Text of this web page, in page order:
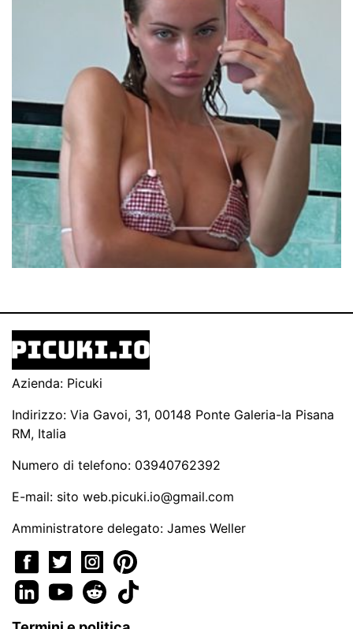
Azienda: Picuki
Indirizzo: Via Gavoi, 31, 00148 Ponte Galeria-la Pisana
RM, Italia
Numero di telefono: 03940762392
E-mail: sito web.picuki.io@gmail.com
Amministratore delegato: James Weller